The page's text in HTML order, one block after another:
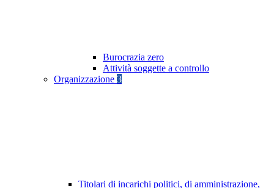
Burocrazia zero
Attività soggette a controllo
Organizzazione 3
Titolari di incarichi politici, di amministrazione,